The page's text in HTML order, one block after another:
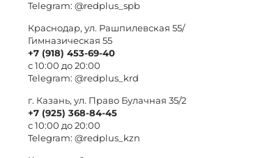
Telegram: @redplus_spb
Краснодар, ул. Рашпилевская 55/
Гимназическая 55
+7 (918) 453-69-40
с 10:00 до 20:00
Telegram: @redplus_krd
г. Казань, ул. Право Булачная 35/2
+7 (925) 368-84-45
с 10:00 до 20:00
Telegram: @redplus_kzn